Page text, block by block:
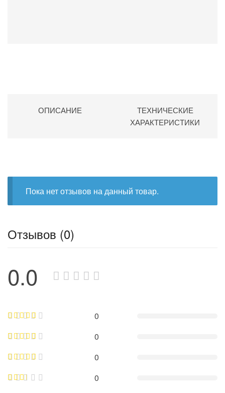
ОПИСАНИЕ
ТЕХНИЧЕСКИЕ
ХАРАКТЕРИСТИКИ
Пока нет отзывов на данный товар.
Отзывов (0)
0.0
0
0
0
0